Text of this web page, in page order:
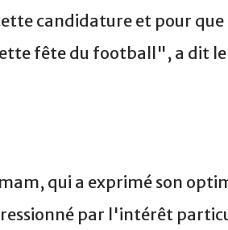
candidature et pour
fête du football", a dit
qui a exprimé son
par l'intérêt